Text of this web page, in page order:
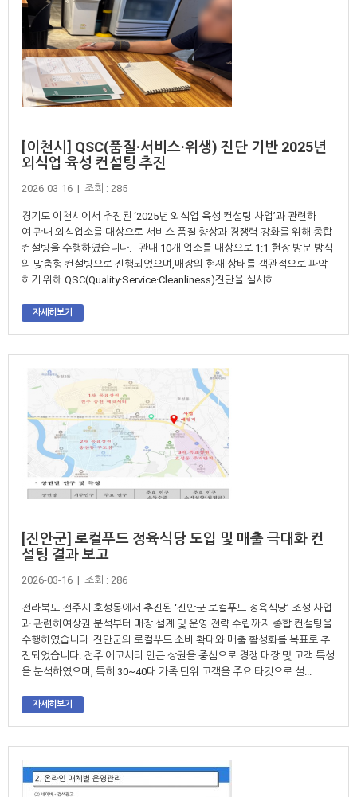
[이천시] QSC(품질·서비스·위생) 진단 기반 2025년
외식업 육성 컨설팅 추진
2026-03-16 | 조회 : 285
경기도 이천시에서 추진된 ‘2025년 외식업 육성 컨설팅 사업’과 관련하
여 관내 외식업소를 대상으로 서비스 품질 향상과 경쟁력 강화를 위해 종합
컨설팅을 수행하였습니다. 관내 10개 업소를 대상으로 1:1 현장 방문 방식
의 맞춤형 컨설팅으로 진행되었으며,매장의 현재 상태를 객관적으로 파악
하기 위해 QSC(Quality·Service·Cleanliness)진단을 실시하...
자세히보기
[진안군] 로컬푸드 정육식당 도입 및 매출 극대화 컨
설팅 결과 보고
2026-03-16 | 조회 : 286
전라북도 전주시 호성동에서 추진된 ‘진안군 로컬푸드 정육식당’ 조성 사업
과 관련하여상권 분석부터 매장 설계 및 운영 전략 수립까지 종합 컨설팅을
수행하였습니다. 진안군의 로컬푸드 소비 확대와 매출 활성화를 목표로 추
진되었습니다. 전주 에코시티 인근 상권을 중심으로 경쟁 매장 및 고객 특성
을 분석하였으며, 특히 30~40대 가족 단위 고객을 주요 타깃으로 설...
자세히보기